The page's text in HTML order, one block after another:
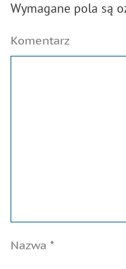
Wymagane pola są
Komentarz
Nazwa *